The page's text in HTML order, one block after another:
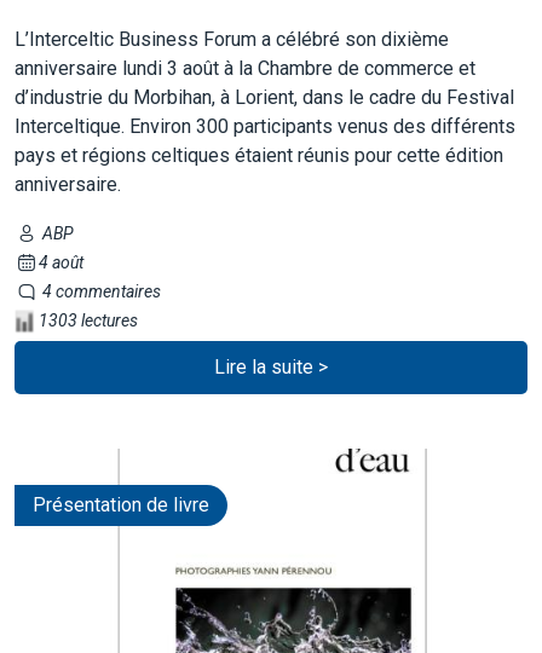
L’Interceltic Business Forum a célébré son dixième
anniversaire lundi 3 août à la Chambre de commerce et
d’industrie du Morbihan, à Lorient, dans le cadre du Festival
Interceltique. Environ 300 participants venus des différents
pays et régions celtiques étaient réunis pour cette édition
anniversaire.
ABP
4 août
4 commentaires
1303 lectures
Lire la suite >
Présentation de livre